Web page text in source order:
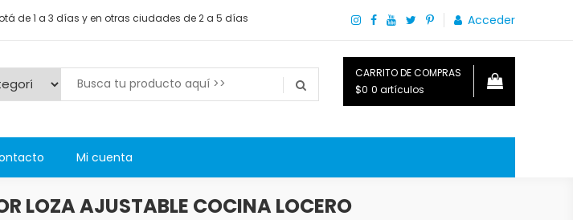
de 1 a 3 días y en otras ciudades de 2 a 5 días Acceder
CARRITO DE COMPRAS
$0 0 artículos
Mi cuenta
LOZA AJUSTABLE COCINA LOCERO